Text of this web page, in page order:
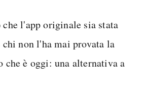
l'app originale sia stata
non l'ha mai provata la
che è oggi: una alternativa a